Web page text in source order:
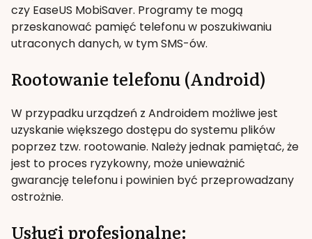
czy EaseUS MobiSaver. Programy te mogą
przeskanować pamięć telefonu w poszukiwaniu
utraconych danych, w tym SMS-ów.
Rootowanie telefonu (Android)
W przypadku urządzeń z Androidem możliwe jest
uzyskanie większego dostępu do systemu plików
poprzez tzw. rootowanie. Należy jednak pamiętać, że
jest to proces ryzykowny, może unieważnić
gwarancję telefonu i powinien być przeprowadzany
ostrożnie.
Usługi profesjonalne: